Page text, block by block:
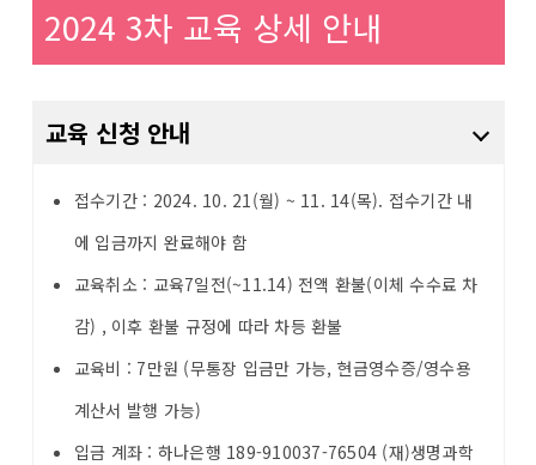
2024 3차 교육 상세 안내
교육 신청 안내
접수기간 : 2024. 10. 21(월) ~ 11. 14(목). 접수기간 내
에 입금까지 완료해야 함
교육취소 : 교육7일전(~11.14) 전액 환불(이체 수수료 차
감) , 이후 환불 규정에 따라 차등 환불
교육비 : 7만원 (무통장 입금만 가능, 현금영수증/영수용
계산서 발행 가능)
입금 계좌 : 하나은행 189-910037-76504 (재)생명과학